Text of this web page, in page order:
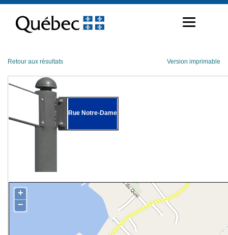
contenu
Retour aux résultats Version imprimable
Rue Notre-Dame
+
−